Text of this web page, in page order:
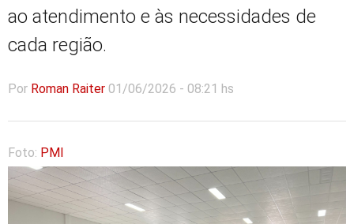
ao atendimento e às necessidades de
cada região.
Por Roman Raiter 01/06/2026 - 08:21 hs
Foto: PMI